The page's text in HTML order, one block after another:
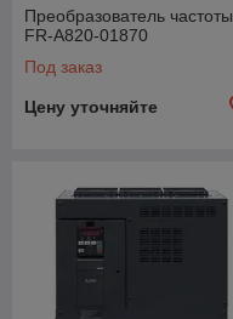
Преобразователь частоты
FR-A820-01870
Под заказ
Цену уточняйте